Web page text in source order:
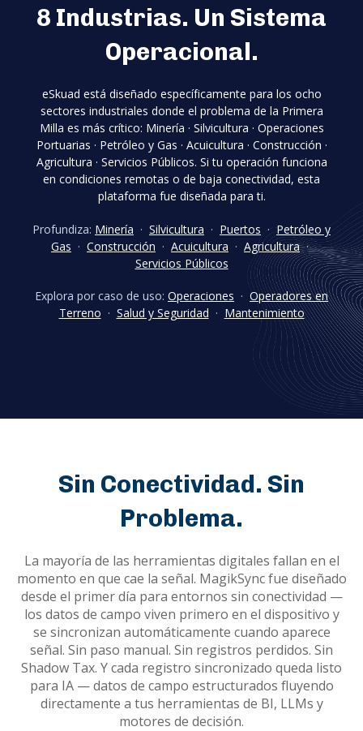
8 Industrias. Un Sistema
Operacional.
eSkuad está diseñado específicamente para los ocho
sectores industriales donde el problema de la Primera
Milla es más crítico: Minería · Silvicultura · Operaciones
Portuarias · Petróleo y Gas · Acuicultura · Construcción ·
Agricultura · Servicios Públicos. Si tu operación funciona
en condiciones remotas o de baja conectividad, esta
plataforma fue diseñada para ti.
Profundiza: Minería · Silvicultura · Puertos · Petróleo y
Gas · Construcción · Acuicultura · Agricultura·
Servicios Públicos
Explora por caso de uso: Operaciones · Operadores en
Terreno · Salud y Seguridad · Mantenimiento
Sin Conectividad. Sin
Problema.
La mayoría de las herramientas digitales fallan en el
momento en que cae la señal. MagikSync fue diseñado
desde el primer día para entornos sin conectividad —
los datos de campo viven primero en el dispositivo y
se sincronizan automáticamente cuando aparece
señal. Sin paso manual. Sin registros perdidos. Sin
Shadow Tax. Y cada registro sincronizado queda listo
para IA — datos de campo estructurados fluyendo
directamente a tus herramientas de BI, LLMs y
motores de decisión.